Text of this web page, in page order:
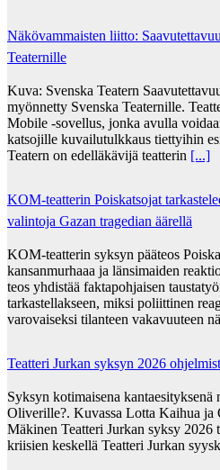
Näkövammaisten liitto:
Teaternille
Kuva: Svenska Teatern
myönnetty Svenska Teaternille.
Mobile -sovellus, jonka avulla
katsojille kuvailutulkkaus tiettyihin
Teatern on edelläkävijä teatterin [...]
KOM-teatterin Poiskatsojat
valintoja Gazan tragedian äärellä
KOM-teatterin syksyn pääteos
kansanmurhaaa ja länsimaiden
teos yhdistää faktapohjaisen
tarkastellakseen, miksi poliittinen
varovaiseksi tilanteen vakavuuteen
Teatteri Jurkan syksyn 2026
Syksyn kotimaisena kantaesityksenä
Oliverille?. Kuvassa Lotta Kaihua
Mäkinen Teatteri Jurkan syksy 2026
kriisien keskellä Teatteri Jurkan